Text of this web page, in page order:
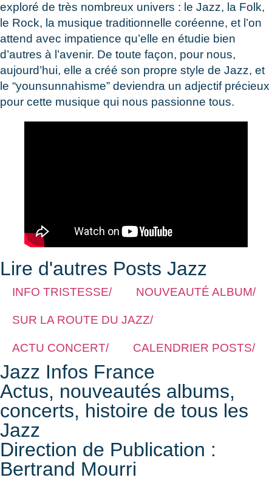
exploré de très nombreux univers : le Jazz, la Folk,
le Rock, la musique traditionnelle coréenne, et l’on
attend avec impatience qu’elle en étudie bien
d’autres à l’avenir. De toute façon, pour nous,
aujourd’hui, elle a créé son propre style de Jazz, et
le “younsunnahisme” deviendra un adjectif précieux
pour cette musique qui nous passionne tous.
Lire d'autres Posts Jazz
INFO TRISTESSE/ NOUVEAUTÉ ALBUM/
SUR LA ROUTE DU JAZZ/
ACTU CONCERT/ CALENDRIER POSTS/
Jazz Infos France
Actus, nouveautés albums,
concerts, histoire de tous les
Jazz
Direction de Publication :
Bertrand Mourri